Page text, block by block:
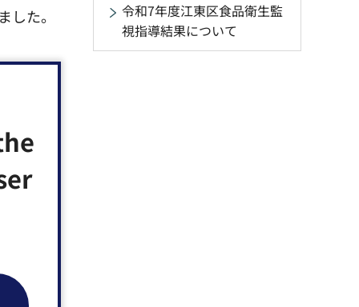
た。
90℃
をつけ
な手
令和7年度江東区食品衛生監
視指導結果について